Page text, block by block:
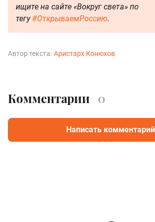
ищите на сайте «Вокруг света» по
тегу#ОткрываемРоссию.
Автор текста: Аристарх Конюхов
Комментарии 0
Написать комментарий